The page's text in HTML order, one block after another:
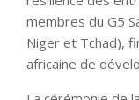
membres du G5
Niger et Tchad),
africaine de